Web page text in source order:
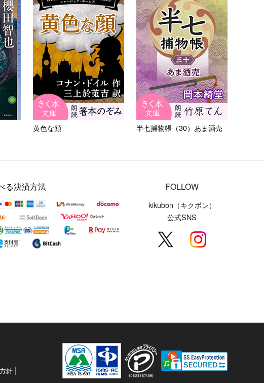
黄色な顔 半七捕物帳（30）あま酒売
FOLLOW
kikubon（キクボン）
公式SNS
る決済方法
針 |